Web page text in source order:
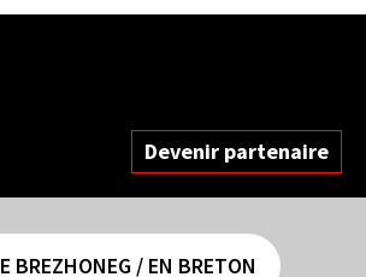
Devenir partenaire
E BREZHONEG / EN BRETON